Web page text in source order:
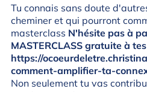
Tu connais sans doute
cheminer et qui pourront
masterclass N'hésite pas à
MASTERCLASS gratuite à
https://
comment-amplifier-ta-
Non seulement tu vas